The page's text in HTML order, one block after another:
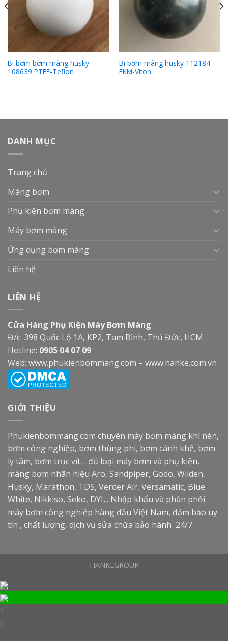
Bi bơm bơm màng husky
108639 PTFE-Teflon
Bi bơm màng husky 112184
FKM-Viton
DANH MỤC
Trang chủ
Màng bơm
Phụ kiện bơm màng
Máy bơm màng
Ứng dụng bơm màng
Liên hệ
LIÊN HỆ
Cửa Hàng Phụ Kiện Máy Bơm Màng
Đ/c: 398 Quốc Lộ 1A, KP2, Tam Bình, Thủ Đức, HCM
Hotline: 0905 04 07 09
Web: www.phukienbommang.com – www.hanke.com.vn
GIỚI THIỆU
Phukienbommang.com chuyên máy bơm màng khí nén,
bơm công nghiệp, bơm thùng phi, bơm cánh khế, bơm
ly tâm, bơm trục vít… đủ loại máy bơm và phụ kiện,
màng bơm nhãn hiệu Aro, Sandpiper, Godo, Wilden,
Husky, Marathon, TDS, Verder Air, Versamatic, Blue
White, Nikkiso, Seko, DYI,.. Nhập khẩu và phân phối
máy bơm công nghiệp hàng đầu Việt Nam, đảm bảo uy
tín , chất lượng, dịch vụ sửa chữa bảo hành 24/7.
HANKEGROUP
x
x